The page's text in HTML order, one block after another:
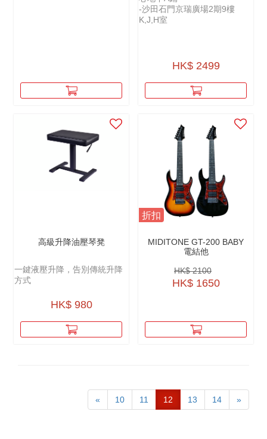
-沙田石門京瑞廣場2期9樓
K,J,H室
HK$ 2499
高級升降油壓琴凳
一鍵液壓升降，告別傳統升降
方式
HK$ 980
折扣
MIDITONE GT-200 BABY
電結他
HK$ 2100
HK$ 1650
« 10 11 12 13 14 »